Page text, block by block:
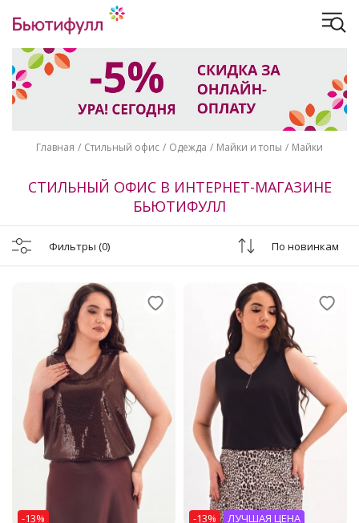
Главная Стильный офис Одежда Майки и топы Майки
СТИЛЬНЫЙ ОФИС В ИНТЕРНЕТ-МАГАЗИНЕ
БЬЮТИФУЛЛ
Фильтры (0) По новинкам
-13% -13% ЛУЧШАЯ ЦЕНА